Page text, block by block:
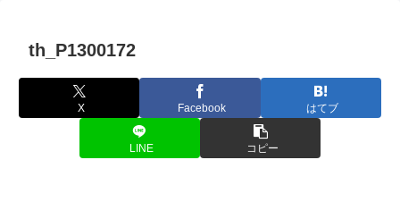
th_P1300172
X Facebook はてブ
LINE コピー